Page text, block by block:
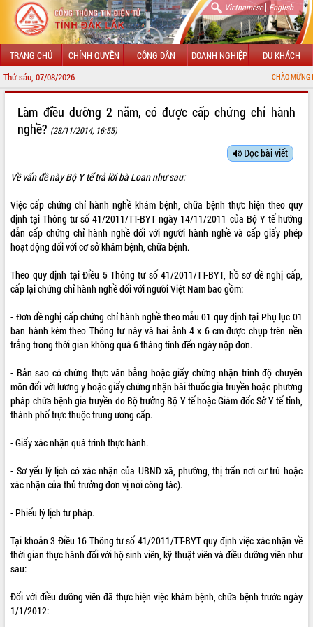
Vietnamese| English
TRANG CHỦ CHÍNH QUYỀN CÔNG DÂN DOANH NGHIỆP DU KHÁCH
Thứ sáu, 07/08/2026 CHÀO MỪNG ĐẾN
LÃNH ĐẠO UBND TỈNH
UBND CÁC XÃ, PHƯỜNG
THÔNG TIN CHỈ ĐẠO ĐIỀU HÀNH
HỆ THỐNG VĂN BẢN
ĐIỂM TIN VĂN BẢN
QUẢNG CÁO
Làm điều dưỡng 2 năm, có được cấp chứng chỉ hành
nghề? (28/11/2014, 16:55)
Đọc bài viết
Về vấn đề này Bộ Y tế trả lời bà Loan như sau:
Việc cấp chứng chỉ hành nghề khám bệnh, chữa bệnh thực hiện theo quy
định tại Thông tư số 41/2011/TT-BYT ngày 14/11/2011 của Bộ Y tế hướng
dẫn cấp chứng chỉ hành nghề đối với người hành nghề và cấp giấy phép
hoạt động đối với cơ sở khám bệnh, chữa bệnh.
Theo quy định tại Điều 5 Thông tư số 41/2011/TT-BYT, hồ sơ đề nghị cấp,
cấp lại chứng chỉ hành nghề đối với người Việt Nam bao gồm:
- Đơn đề nghị cấp chứng chỉ hành nghề theo mẫu 01 quy định tại Phụ lục 01
ban hành kèm theo Thông tư này và hai ảnh 4 x 6 cm được chụp trên nền
trắng trong thời gian không quá 6 tháng tính đến ngày nộp đơn.
- Bản sao có chứng thực văn bằng hoặc giấy chứng nhận trình độ chuyên
môn đối với lương y hoặc giấy chứng nhận bài thuốc gia truyền hoặc phương
pháp chữa bệnh gia truyền do Bộ trưởng Bộ Y tế hoặc Giám đốc Sở Y tế tỉnh,
thành phố trực thuộc trung ương cấp.
- Giấy xác nhận quá trình thực hành.
- Sơ yếu lý lịch có xác nhận của UBND xã, phường, thị trấn nơi cư trú hoặc
xác nhận của thủ trưởng đơn vị nơi công tác).
- Phiếu lý lịch tư pháp.
Tại khoản 3 Điều 16 Thông tư số 41/2011/TT-BYT quy định việc xác nhận về
thời gian thực hành đối với hộ sinh viên, kỹ thuật viên và điều dưỡng viên như
sau:
Đối với điều dưỡng viên đã thực hiện việc khám bệnh, chữa bệnh trước ngày
1/1/2012: